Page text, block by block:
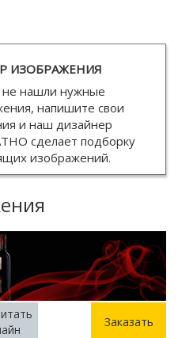
ИЗОБРАЖЕНИЯ
не нашли нужные
напишите свои
и наш дизайнер
сделает подборку
изображений.
Заказать